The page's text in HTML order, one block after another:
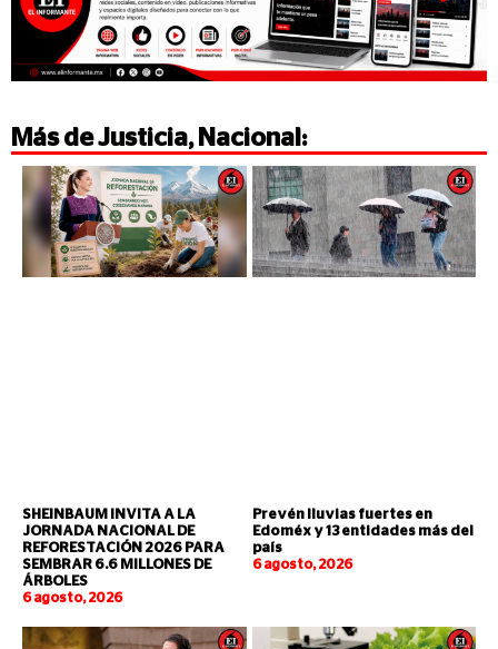
Más deJusticia, Nacional :
SHEINBAUM INVITA A LA
JORNADA NACIONAL DE
REFORESTACIÓN 2026 PARA
SEMBRAR 6.6 MILLONES DE
ÁRBOLES
6 agosto, 2026
Prevén lluvias fuertes en
Edoméx y 13 entidades más del
país
6 agosto, 2026